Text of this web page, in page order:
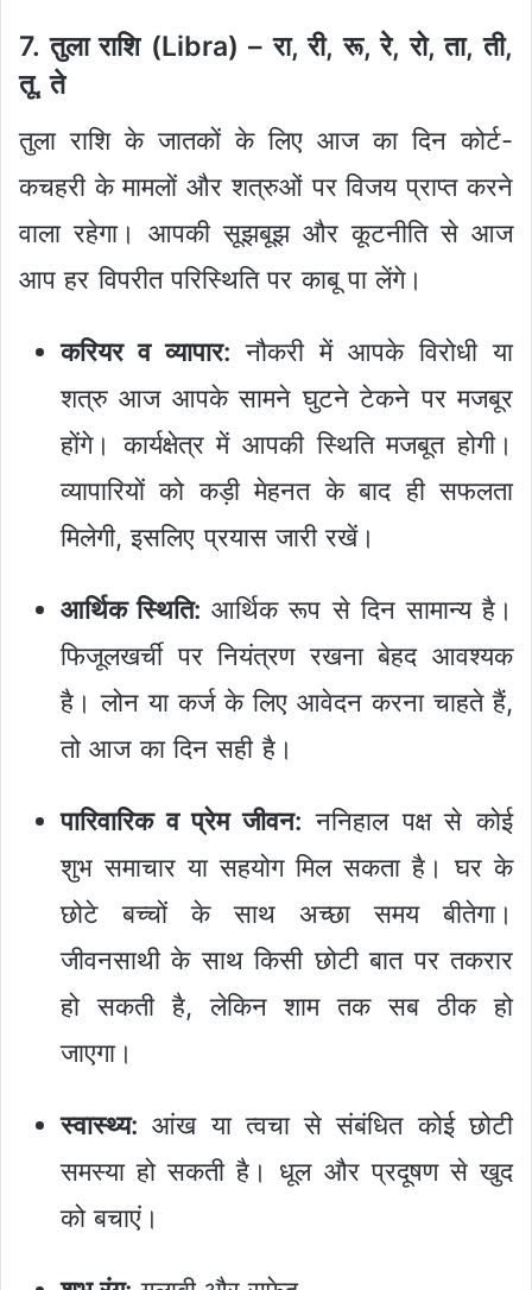
7. तुला राशि (Libra) – रा, री, रू, रे, रो, ता, ती,
तू, ते
तुला राशि के जातकों के लिए आज का दिन कोर्ट-
कचहरी के मामलों और शत्रुओं पर विजय प्राप्त करने
वाला रहेगा। आपकी सूझबूझ और कूटनीति से आज
आप हर विपरीत परिस्थिति पर काबू पा लेंगे।
करियर व व्यापार: नौकरी में आपके विरोधी या
शत्रु आज आपके सामने घुटने टेकने पर मजबूर
होंगे। कार्यक्षेत्र में आपकी स्थिति मजबूत होगी।
व्यापारियों को कड़ी मेहनत के बाद ही सफलता
मिलेगी, इसलिए प्रयास जारी रखें।
आर्थिक स्थिति: आर्थिक रूप से दिन सामान्य है।
फिजूलखर्ची पर नियंत्रण रखना बेहद आवश्यक
है। लोन या कर्ज के लिए आवेदन करना चाहते हैं,
तो आज का दिन सही है।
पारिवारिक व प्रेम जीवन: ननिहाल पक्ष से कोई
शुभ समाचार या सहयोग मिल सकता है। घर के
छोटे बच्चों के साथ अच्छा समय बीतेगा।
जीवनसाथी के साथ किसी छोटी बात पर तकरार
हो सकती है, लेकिन शाम तक सब ठीक हो
जाएगा।
स्वास्थ्य: आंख या त्वचा से संबंधित कोई छोटी
समस्या हो सकती है। धूल और प्रदूषण से खुद
को बचाएं।